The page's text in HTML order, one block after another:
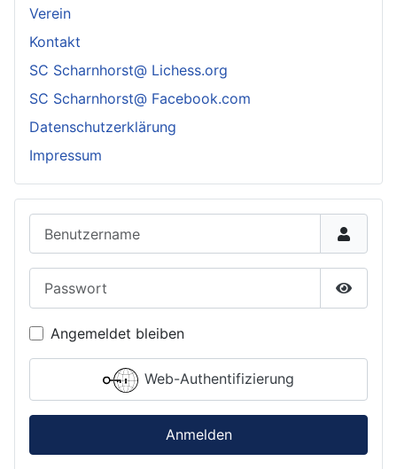
Verein
Kontakt
SC Scharnhorst@ Lichess.org
SC Scharnhorst@ Facebook.com
Datenschutzerklärung
Impressum
Angemeldet bleiben
Web-Authentifizierung
Anmelden